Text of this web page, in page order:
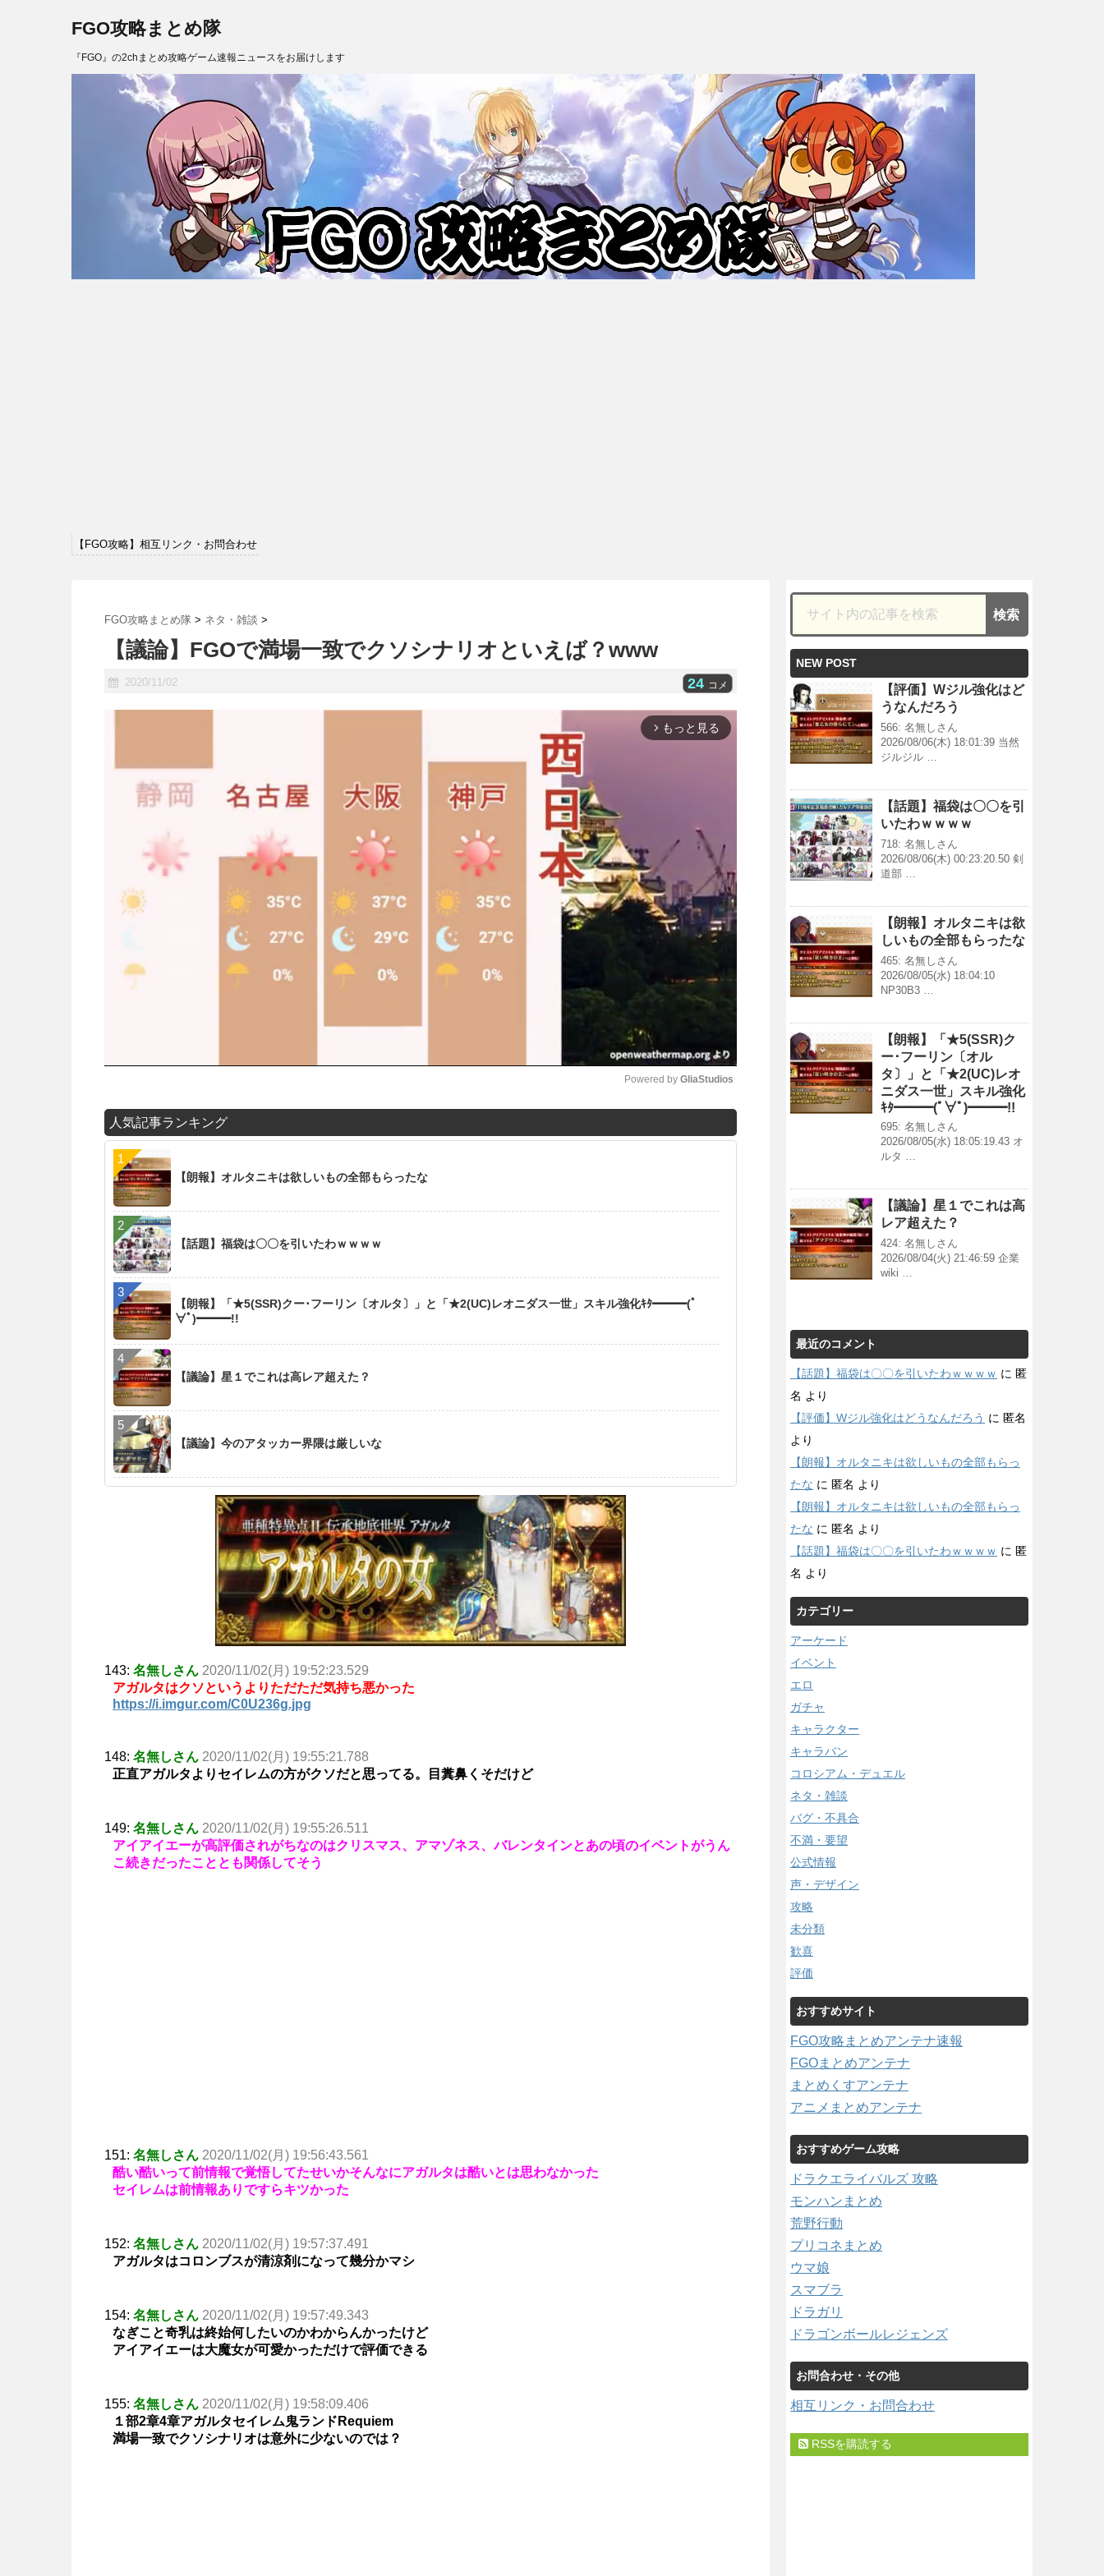
FGO攻略まとめ隊
『FGO』の2chまとめ攻略ゲーム速報ニュースをお届けします
【FGO攻略】相互リンク・お問合わせ
FGO攻略まとめ隊 > ネタ・雑談 >
【議論】FGOで満場一致でクソシナリオといえば？www
2020/11/02 24 コメ
arrow_forward_ios もっと見る
Powered by GliaStudios
人気記事ランキング
【朗報】オルタニキは欲しいもの全部もらったな
【話題】福袋は〇〇を引いたわｗｗｗｗ
【朗報】「★5(SSR)クー･フーリン〔オルタ〕」と「★2(UC)レオニダス一世」スキル強化ｷﾀ━━━(ﾟ
∀ﾟ)━━━!!
【議論】星１でこれは高レア超えた？
【議論】今のアタッカー界隈は厳しいな
143: 名無しさん 2020/11/02(月) 19:52:23.529
アガルタはクソというよりただただ気持ち悪かった
https://i.imgur.com/C0U236g.jpg
148: 名無しさん 2020/11/02(月) 19:55:21.788
正直アガルタよりセイレムの方がクソだと思ってる。目糞鼻くそだけど
149: 名無しさん 2020/11/02(月) 19:55:26.511
アイアイエーが高評価されがちなのはクリスマス、アマゾネス、バレンタインとあの頃のイベントがうん
こ続きだったこととも関係してそう
151: 名無しさん 2020/11/02(月) 19:56:43.561
酷い酷いって前情報で覚悟してたせいかそんなにアガルタは酷いとは思わなかった
セイレムは前情報ありですらキツかった
152: 名無しさん 2020/11/02(月) 19:57:37.491
アガルタはコロンブスが清涼剤になって幾分かマシ
154: 名無しさん 2020/11/02(月) 19:57:49.343
なぎこと奇乳は終始何したいのかわからんかったけど
アイアイエーは大魔女が可愛かっただけで評価できる
155: 名無しさん 2020/11/02(月) 19:58:09.406
１部2章4章アガルタセイレム鬼ランドRequiem
満場一致でクソシナリオは意外に少ないのでは？
NEW POST
【評価】Wジル強化はど
うなんだろう
566: 名無しさん
2026/08/06(木) 18:01:39 当然
ジルジル …
【話題】福袋は〇〇を引
いたわｗｗｗｗ
718: 名無しさん
2026/08/06(木) 00:23:20.50 剣
道部 …
【朗報】オルタニキは欲
しいもの全部もらったな
465: 名無しさん
2026/08/05(水) 18:04:10
NP30B3 …
【朗報】「★5(SSR)ク
ー･フーリン〔オル
タ〕」と「★2(UC)レオ
ニダス一世」スキル強化
ｷﾀ━━━(ﾟ∀ﾟ)━━━!!
695: 名無しさん
2026/08/05(水) 18:05:19.43 オ
ルタ …
【議論】星１でこれは高
レア超えた？
424: 名無しさん
2026/08/04(火) 21:46:59 企業
wiki …
最近のコメント
【話題】福袋は〇〇を引いたわｗｗｗｗ に 匿
名 より
【評価】Wジル強化はどうなんだろう に 匿名
より
【朗報】オルタニキは欲しいもの全部もらっ
たな に 匿名 より
【朗報】オルタニキは欲しいもの全部もらっ
たな に 匿名 より
【話題】福袋は〇〇を引いたわｗｗｗｗ に 匿
名 より
カテゴリー
アーケード
イベント
エロ
ガチャ
キャラクター
キャラバン
コロシアム・デュエル
ネタ・雑談
バグ・不具合
不満・要望
公式情報
声・デザイン
攻略
未分類
歓喜
評価
おすすめサイト
FGO攻略まとめアンテナ速報
FGOまとめアンテナ
まとめくすアンテナ
アニメまとめアンテナ
おすすめゲーム攻略
ドラクエライバルズ 攻略
モンハンまとめ
荒野行動
プリコネまとめ
ウマ娘
スマブラ
ドラガリ
ドラゴンボールレジェンズ
お問合わせ・その他
相互リンク・お問合わせ
RSSを購読する